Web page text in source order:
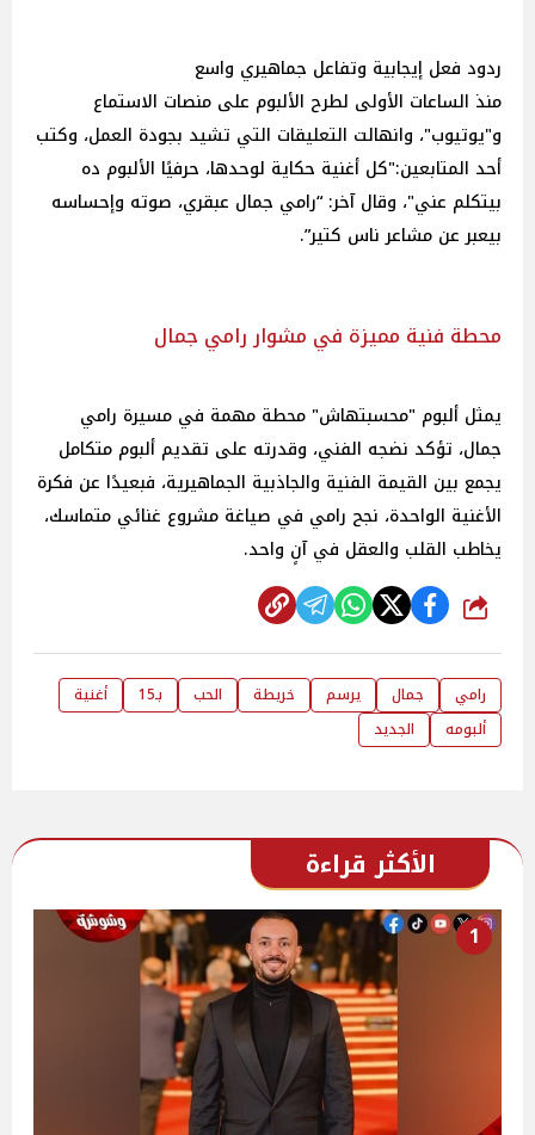
ردود فعل إيجابية وتفاعل جماهيري واسع
منذ الساعات الأولى لطرح الألبوم على منصات الاستماع
و"يوتيوب"، وانهالت التعليقات التي تشيد بجودة العمل، وكتب
أحد المتابعين:"كل أغنية حكاية لوحدها، حرفيًا الألبوم ده
بيتكلم عني"، وقال آخر: “رامي جمال عبقري، صوته وإحساسه
بيعبر عن مشاعر ناس كتير”.
محطة فنية مميزة في مشوار رامي جمال
يمثل ألبوم "محسبتهاش" محطة مهمة في مسيرة رامي
جمال، تؤكد نضجه الفني، وقدرته على تقديم ألبوم متكامل
يجمع بين القيمة الفنية والجاذبية الجماهيرية، فبعيدًا عن فكرة
الأغنية الواحدة، نجح رامي في صياغة مشروع غنائي متماسك،
يخاطب القلب والعقل في آنٍ واحد.
شارك
رامي جمال يرسم خريطة الحب بـ15
أغنية
ألبومه
الجديد
الأكثر قراءة
1